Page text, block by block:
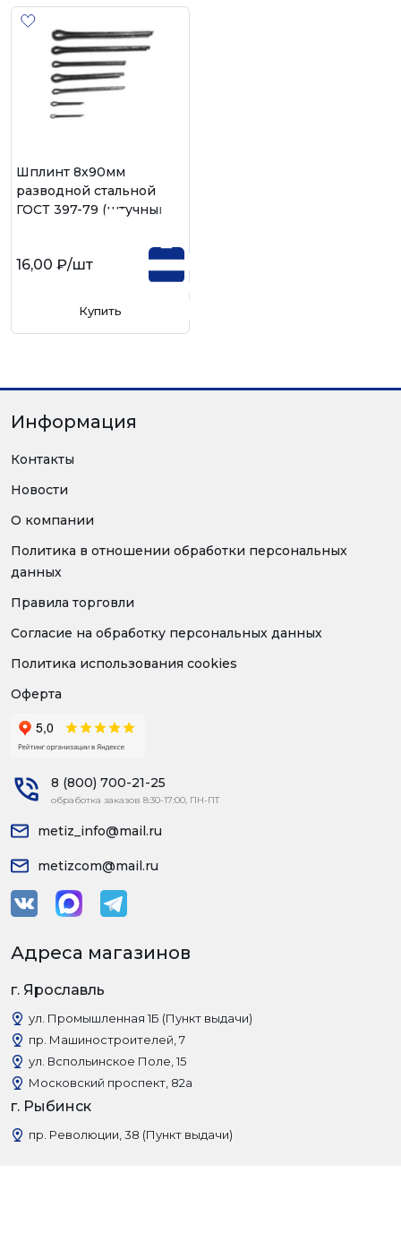
Шплинт 8х90мм
разводной стальной
ГОСТ 397-79 (штучный)
16,00 ₽/шт
Купить
Информация
Контакты
Новости
О компании
Политика в отношении обработки персональных
данных
Правила торговли
Согласие на обработку персональных данных
Политика использования cookies
Оферта
8 (800) 700-21-25
обработка заказов 8:30-17:00, ПН-ПТ
metiz_info@mail.ru
metizcom@mail.ru
Адреса магазинов
г. Ярославль
ул. Промышленная 1Б (Пункт выдачи)
пр. Машиностроителей, 7
ул. Вспольинское Поле, 15
Московский проспект, 82а
г. Рыбинск
пр. Революции, 38 (Пункт выдачи)